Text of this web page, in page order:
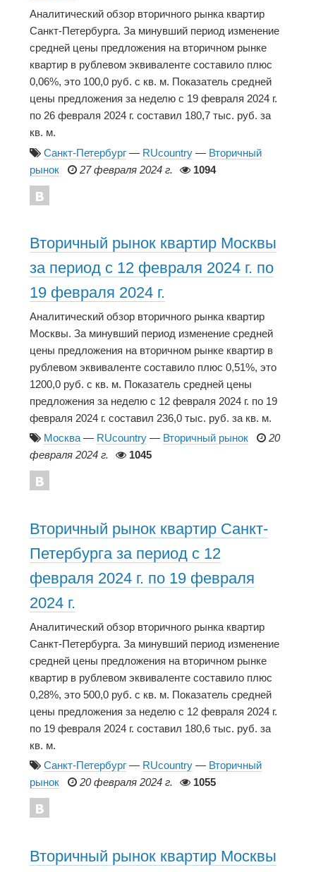
Аналитический обзор вторичного рынка квартир
Санкт-Петербурга. За минувший период изменение
средней цены предложения на вторичном рынке
квартир в рублевом эквиваленте составило плюс
0,06%, это 100,0 руб. с кв. м. Показатель средней
цены предложения за неделю с 19 февраля 2024 г.
по 26 февраля 2024 г. составил 180,7 тыс. руб. за
кв. м.
Санкт-Петербург — RUcountry — Вторичный
рынок
27 февраля 2024 г. 1094
Вторичный рынок квартир Москвы
за период с 12 февраля 2024 г. по
19 февраля 2024 г.
Аналитический обзор вторичного рынка квартир
Москвы. За минувший период изменение средней
цены предложения на вторичном рынке квартир в
рублевом эквиваленте составило плюс 0,51%, это
1200,0 руб. с кв. м. Показатель средней цены
предложения за неделю с 12 февраля 2024 г. по 19
февраля 2024 г. составил 236,0 тыс. руб. за кв. м.
Москва— RUcountry — Вторичный рынок
20
февраля 2024 г.
1045
Вторичный рынок квартир Санкт-
Петербурга за период с 12
февраля 2024 г. по 19 февраля
2024 г.
Аналитический обзор вторичного рынка квартир
Санкт-Петербурга. За минувший период изменение
средней цены предложения на вторичном рынке
квартир в рублевом эквиваленте составило плюс
0,28%, это 500,0 руб. с кв. м. Показатель средней
цены предложения за неделю с 12 февраля 2024 г.
по 19 февраля 2024 г. составил 180,6 тыс. руб. за
кв. м.
Санкт-Петербург — RUcountry — Вторичный
рынок
20 февраля 2024 г. 1055
Вторичный рынок квартир Москвы